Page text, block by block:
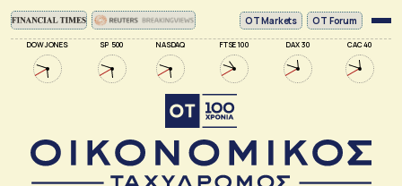
DOW JONES SP 500 NASDAQ FTSE 100 DAX 30 CAC 40
ΟΤ Markets OT Forum